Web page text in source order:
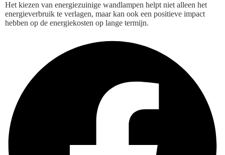
Het kiezen van energiezuinige wandlampen helpt niet alleen het
energieverbruik te verlagen, maar kan ook een positieve impact
hebben op de energiekosten op lange termijn.